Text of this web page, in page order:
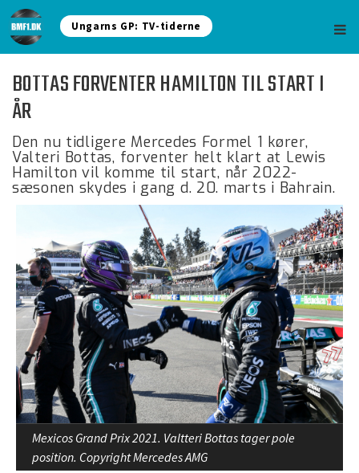
Ungarns GP: TV-tiderne
BOTTAS FORVENTER HAMILTON TIL START I
ÅR
Den nu tidligere Mercedes Formel 1 kører,
Valteri Bottas, forventer helt klart at Lewis
Hamilton vil komme til start, når 2022-
sæsonen skydes i gang d. 20. marts i Bahrain.
Mexicos Grand Prix 2021. Valtteri Bottas tager pole
position. Copyright Mercedes AMG